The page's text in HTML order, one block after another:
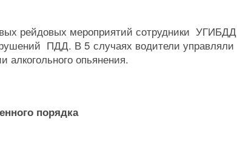
рейдовых мероприятий сотрудники УГИБДД
ПДД. В 5 случаях водители управляли
алкогольного опьянения.
порядка